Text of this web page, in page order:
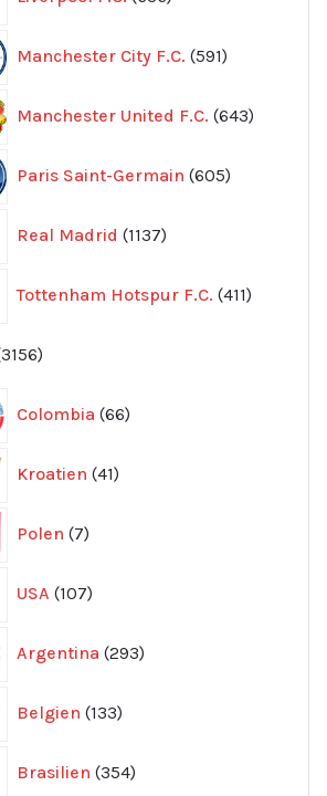
produkter
Manchester City F.C. 591
produkter
Manchester United F.C. 643
Paris Saint-Germain 605
produkter
Real Madrid 1137
produkter
Tottenham Hotspur F.C. 411
produkter
3156
produkter
Colombia 66
produkter
Kroatien 41
produkter
Polen 7
produkter
USA 107
produkter
Argentina 293
produkter
Belgien 133
produkter
Brasilien 354
produkter